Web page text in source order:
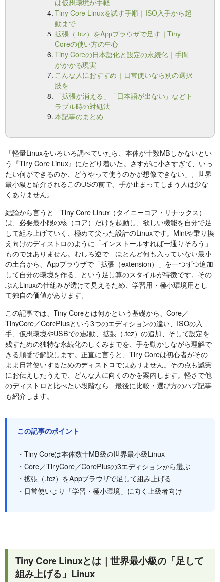
は仮想環境が手軽
Tiny Core Linuxを試す手順｜ISO入手から起
動まで
拡張（.tcz）をAppブラウザで足す｜Tiny
Coreの使い方の中心
Tiny Coreの日本語化と設定の永続化｜手間
がかかる現実
こんな人におすすめ｜日常使いなら別の選択
肢を
「拡張が消える」「日本語が出ない」などト
ラブル時の対処法
本記事のまとめ
「軽量Linuxをいろいろ調べていたら、本体が十数MBしかないとい
う『Tiny Core Linux』にたどり着いた。さすがに小さすぎて、いっ
たい何ができるのか、どうやって使うのかが想像できない」。世界
最小級と紹介されるこのOSの前で、手が止まってしまう人は少な
くありません。
結論から言うと、Tiny Core Linux（タイニーコア・リナックス）
は、必要最小限の核（コア）だけを起動し、欲しい機能を自分で足
して組み上げていく、極めて尖った設計のLinuxです。Mintや乗り換
え向けのディストロのように「インストールすれば一通りそろう」
ものではありません。むしろ逆で、ほとんど何も入っていない最小
の土台から、Appブラウザで「拡張（extension）」を一つずつ追加
して自分の環境を作る、という足し算のスタイルが特徴です。その
ぶんLinuxの仕組みが透けて見えるため、学習用・極小環境用とし
て独自の価値があります。
この記事では、Tiny Coreとは何かという基礎から、Core／
TinyCore／CorePlusという3つのエディションの違い、ISOの入
手、仮想環境やUSBでの起動、拡張（.tcz）の追加、そして設定を
残すための独特な永続化のしくみまでを、手を動かしながら理解で
きる順番で解説します。正直に言うと、Tiny Coreは初心者がその
まま日常使いするためのディストロではありません。その点も誠実
にお伝えしたうえで、どんな人に向くのかを案内します。軽さで他
のディストロと比べたい段階なら、最後に比較・選び方のハブ記事
も紹介します。
この記事のポイント
・Tiny Coreは本体数十MB級の世界最小級Linux
・Core／TinyCore／CorePlusの3エディションから選ぶ
・拡張（.tcz）をAppブラウザで足して組み上げる
・日常使いより「学習・極小環境」に向く上級者向け
Tiny Core Linuxとは｜世界最小級の「足して
組み上げる」Linux